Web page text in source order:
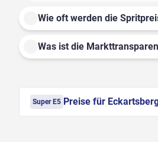
Wie oft werden die
Was ist die
Super E5 Preise für